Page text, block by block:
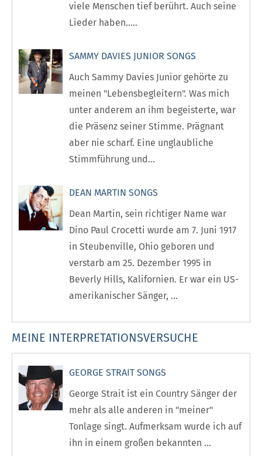
viele Menschen tief berührt. Auch seine
Lieder haben.....
SAMMY DAVIES JUNIOR SONGS
Auch Sammy Davies Junior gehörte zu
meinen "Lebensbegleitern". Was mich
unter anderem an ihm begeisterte, war
die Präsenz seiner Stimme. Prägnant
aber nie scharf. Eine unglaubliche
Stimmführung und...
DEAN MARTIN SONGS
Dean Martin, sein richtiger Name war
Dino Paul Crocetti wurde am 7. Juni 1917
in Steubenville, Ohio geboren und
verstarb am 25. Dezember 1995 in
Beverly Hills, Kalifornien. Er war ein US-
amerikanischer Sänger, ...
MEINE INTERPRETATIONSVERSUCHE
GEORGE STRAIT SONGS
George Strait ist ein Country Sänger der
mehr als alle anderen in "meiner"
Tonlage singt. Aufmerksam wurde ich auf
ihn in einem großen bekannten ...